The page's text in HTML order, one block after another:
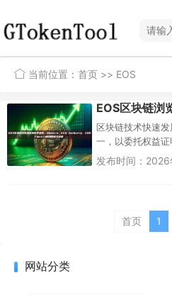
当前位置： 首页 >> EOS
区块链技术快速
一，以委托权益
手续费著称。新手
发布时间：
首页 1
网站分类